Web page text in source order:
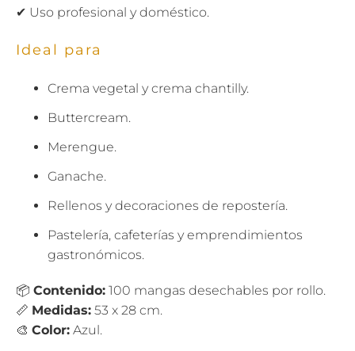
✔ Uso profesional y doméstico.
Ideal para
Crema vegetal y crema chantilly.
Buttercream.
Merengue.
Ganache.
Rellenos y decoraciones de repostería.
Pastelería, cafeterías y emprendimientos
gastronómicos.
📦 Contenido: 100 mangas desechables por rollo.
📏 Medidas: 53 x 28 cm.
🎨 Color: Azul.